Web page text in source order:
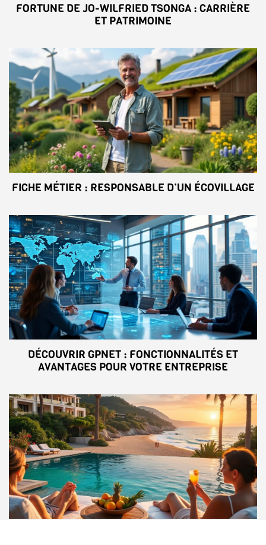
FORTUNE DE JO-WILFRIED TSONGA : CARRIÈRE
ET PATRIMOINE
FICHE MÉTIER : RESPONSABLE D’UN ÉCOVILLAGE
DÉCOUVRIR GPNET : FONCTIONNALITÉS ET
AVANTAGES POUR VOTRE ENTREPRISE